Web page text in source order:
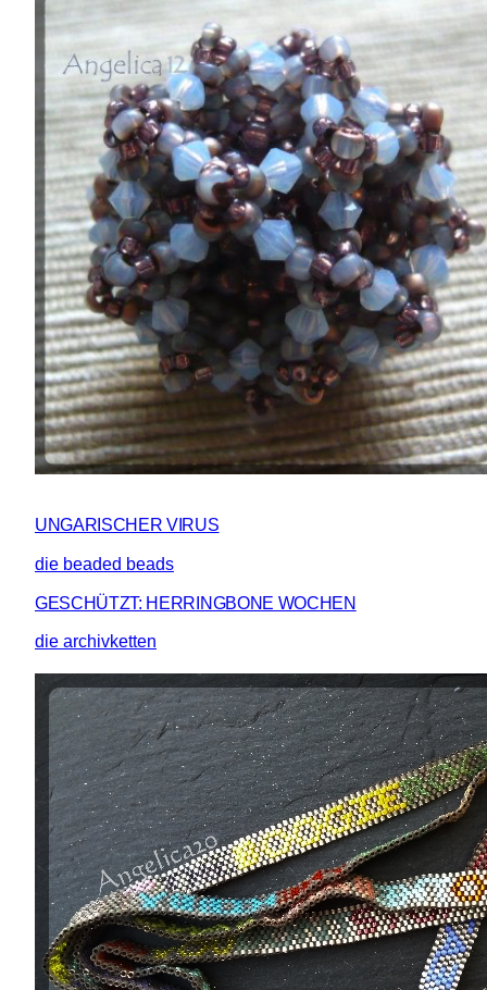
UNGARISCHER VIRUS
die beaded beads
GESCHÜTZT: HERRINGBONE WOCHEN
die archivketten